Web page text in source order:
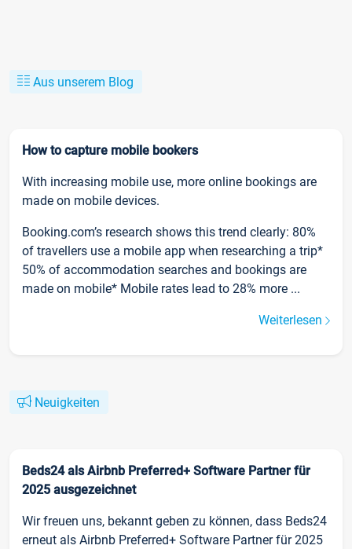
Aus unserem Blog
How to capture mobile bookers
With increasing mobile use, more online bookings are
made on mobile devices.
Booking.com’s research shows this trend clearly: 80%
of travellers use a mobile app when researching a trip*
50% of accommodation searches and bookings are
made on mobile* Mobile rates lead to 28% more ...
Weiterlesen
Neuigkeiten
Beds24 als Airbnb Preferred+ Software Partner für
2025 ausgezeichnet
Wir freuen uns, bekannt geben zu können, dass Beds24
erneut als Airbnb Preferred+ Software Partner für 2025